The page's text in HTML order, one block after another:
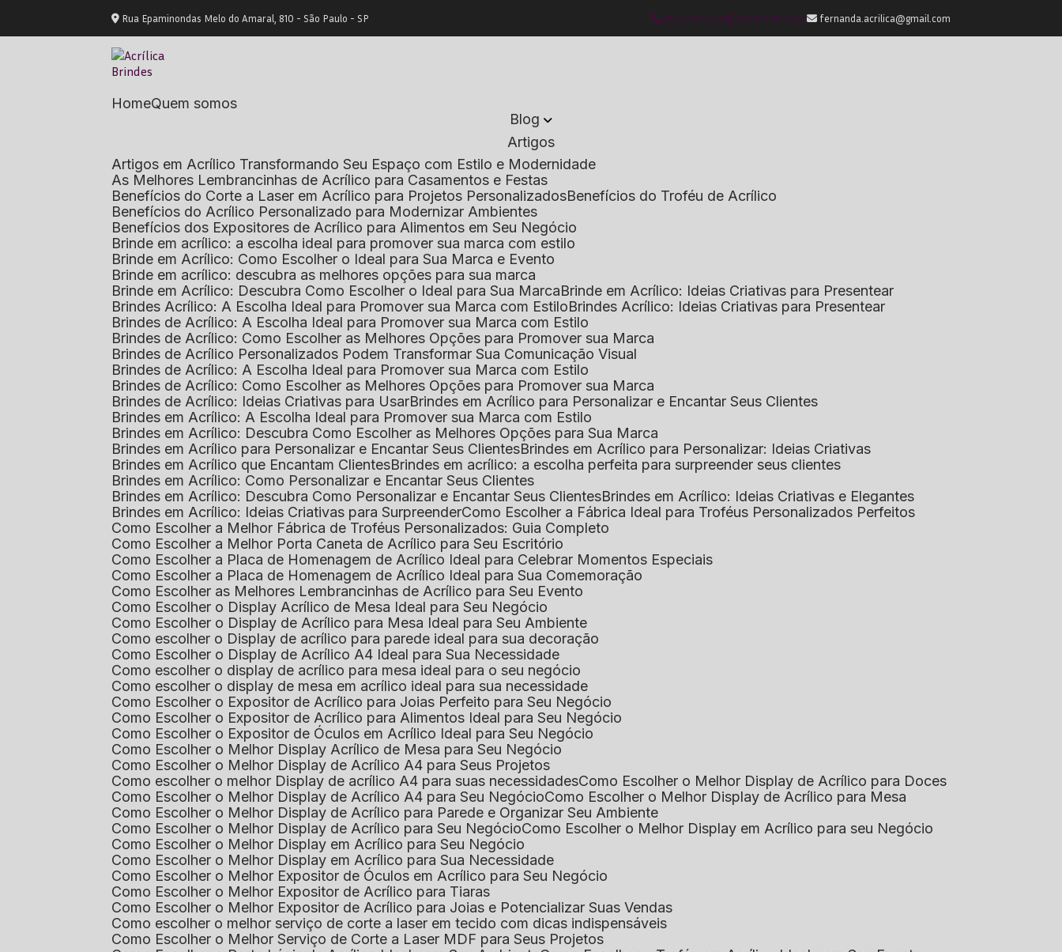
Rua Epaminondas Melo do Amaral, 810 - São Paulo - SP (11) 2236-2238 (11) 9759-0042 fernanda.acrilica@gmail.com
Home
Quem somos
Blog
Artigos
Artigos em Acrílico Transformando Seu Espaço com Estilo e Modernidade
As Melhores Lembrancinhas de Acrílico para Casamentos e Festas
Benefícios do Corte a Laser em Acrílico para Projetos Personalizados
Benefícios do Troféu de Acrílico
Benefícios do Acrílico Personalizado para Modernizar Ambientes
Benefícios dos Expositores de Acrílico para Alimentos em Seu Negócio
Brinde em acrílico: a escolha ideal para promover sua marca com estilo
Brinde em Acrílico: Como Escolher o Ideal para Sua Marca e Evento
Brinde em acrílico: descubra as melhores opções para sua marca
Brinde em Acrílico: Descubra Como Escolher o Ideal para Sua Marca
Brinde em Acrílico: Ideias Criativas para Presentear
Brindes Acrílico: A Escolha Ideal para Promover sua Marca com Estilo
Brindes Acrílico: Ideias Criativas para Presentear
Brindes de Acrílico: A Escolha Ideal para Promover sua Marca com Estilo
Brindes de Acrílico: Como Escolher as Melhores Opções para Promover sua Marca
Brindes de Acrílico Personalizados Podem Transformar Sua Comunicação Visual
Brindes de Acrílico: A Escolha Ideal para Promover sua Marca com Estilo
Brindes de Acrílico: Como Escolher as Melhores Opções para Promover sua Marca
Brindes de Acrílico: Ideias Criativas para Usar
Brindes em Acrílico para Personalizar e Encantar Seus Clientes
Brindes em Acrílico: A Escolha Ideal para Promover sua Marca com Estilo
Brindes em Acrílico: Descubra Como Escolher as Melhores Opções para Sua Marca
Brindes em Acrílico para Personalizar e Encantar Seus Clientes
Brindes em Acrílico para Personalizar: Ideias Criativas
Brindes em Acrílico que Encantam Clientes
Brindes em acrílico: a escolha perfeita para surpreender seus clientes
Brindes em Acrílico: Como Personalizar e Encantar Seus Clientes
Brindes em Acrílico: Descubra Como Personalizar e Encantar Seus Clientes
Brindes em Acrílico: Ideias Criativas e Elegantes
Brindes em Acrílico: Ideias Criativas para Surpreender
Como Escolher a Fábrica Ideal para Troféus Personalizados Perfeitos
Como Escolher a Melhor Fábrica de Troféus Personalizados: Guia Completo
Como Escolher a Melhor Porta Caneta de Acrílico para Seu Escritório
Como Escolher a Placa de Homenagem de Acrílico Ideal para Celebrar Momentos Especiais
Como Escolher a Placa de Homenagem de Acrílico Ideal para Sua Comemoração
Como Escolher as Melhores Lembrancinhas de Acrílico para Seu Evento
Como Escolher o Display Acrílico de Mesa Ideal para Seu Negócio
Como Escolher o Display de Acrílico para Mesa Ideal para Seu Ambiente
Como escolher o Display de acrílico para parede ideal para sua decoração
Como Escolher o Display de Acrílico A4 Ideal para Sua Necessidade
Como escolher o display de acrílico para mesa ideal para o seu negócio
Como escolher o display de mesa em acrílico ideal para sua necessidade
Como Escolher o Expositor de Acrílico para Joias Perfeito para Seu Negócio
Como Escolher o Expositor de Acrílico para Alimentos Ideal para Seu Negócio
Como Escolher o Expositor de Óculos em Acrílico Ideal para Seu Negócio
Como Escolher o Melhor Display Acrílico de Mesa para Seu Negócio
Como Escolher o Melhor Display de Acrílico A4 para Seus Projetos
Como escolher o melhor Display de acrílico A4 para suas necessidades
Como Escolher o Melhor Display de Acrílico para Doces
Como Escolher o Melhor Display de Acrílico A4 para Seu Negócio
Como Escolher o Melhor Display de Acrílico para Mesa
Como Escolher o Melhor Display de Acrílico para Parede e Organizar Seu Ambiente
Como Escolher o Melhor Display de Acrílico para Seu Negócio
Como Escolher o Melhor Display em Acrílico para seu Negócio
Como Escolher o Melhor Display em Acrílico para Seu Negócio
Como Escolher o Melhor Display em Acrílico para Sua Necessidade
Como Escolher o Melhor Expositor de Óculos em Acrílico para Seu Negócio
Como Escolher o Melhor Expositor de Acrílico para Tiaras
Como Escolher o Melhor Expositor de Acrílico para Joias e Potencializar Suas Vendas
Como escolher o melhor serviço de corte a laser em tecido com dicas indispensáveis
Como Escolher o Melhor Serviço de Corte a Laser MDF para Seus Projetos